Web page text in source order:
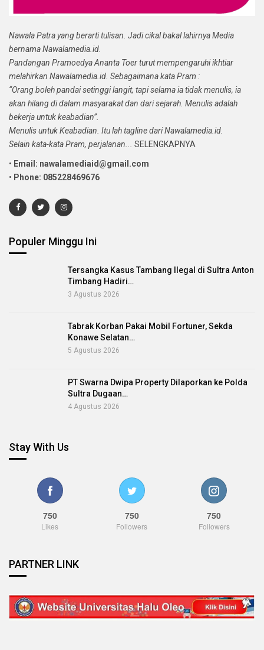
Nawala Patra yang berarti tulisan. Jadi cikal bakal lahirnya Media
bernama Nawalamedia.id.
Pandangan Pramoedya Ananta Toer turut mempengaruhi ikhtiar
melahirkan Nawalamedia.id. Sebagaimana kata Pram :
“Orang boleh pandai setinggi langit, tapi selama ia tidak menulis, ia
akan hilang di dalam masyarakat dan dari sejarah. Menulis adalah
bekerja untuk keabadian”.
Menulis untuk Keabadian. Itu lah tagline dari Nawalamedia.id.
Selain kata-kata Pram, perjalanan... SELENGKAPNYA
• Email: nawalamediaid@gmail.com
• Phone: 085228469676
Populer Minggu Ini
Tersangka Kasus Tambang Ilegal di Sultra Anton
Timbang Hadiri…
3 Agustus 2026
Tabrak Korban Pakai Mobil Fortuner, Sekda
Konawe Selatan…
5 Agustus 2026
PT Swarna Dwipa Property Dilaporkan ke Polda
Sultra Dugaan…
4 Agustus 2026
Stay With Us
750
Likes
750
Followers
750
Followers
PARTNER LINK